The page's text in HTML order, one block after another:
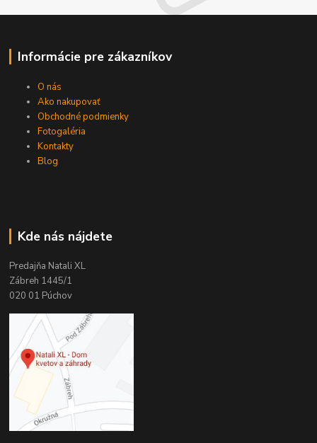
Informácie pre zákazníkov
O nás
Ako nakupovať
Obchodné podmienky
Fotogaléria
Kontakty
Blog
Kde nás nájdete
Predajňa Natali XL
Zábreh 1445/1
020 01 Púchov